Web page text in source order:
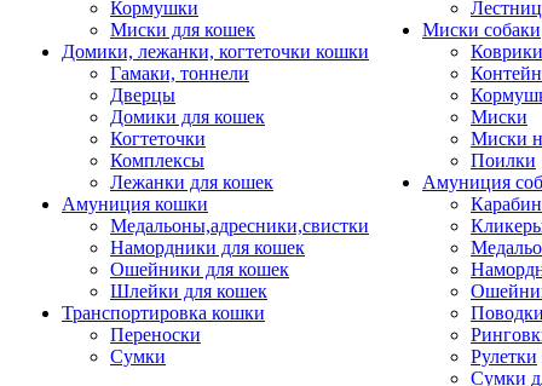
Кормушки
Миски для кошек
Домики, лежанки, когтеточки кошки
Гамаки, тоннели
Дверцы
Домики для кошек
Когтеточки
Комплексы
Лежанки для кошек
Амуниция кошки
Медальоны,адресники,свистки
Намордники для кошек
Ошейники для кошек
Шлейки для кошек
Транспортировка кошки
Переноски
Сумки
Миски собаки
Миски
Миски
Поилки
Амуниция
Рулетки
Сумки